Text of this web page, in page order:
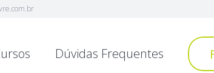
Dúvidas Frequentes